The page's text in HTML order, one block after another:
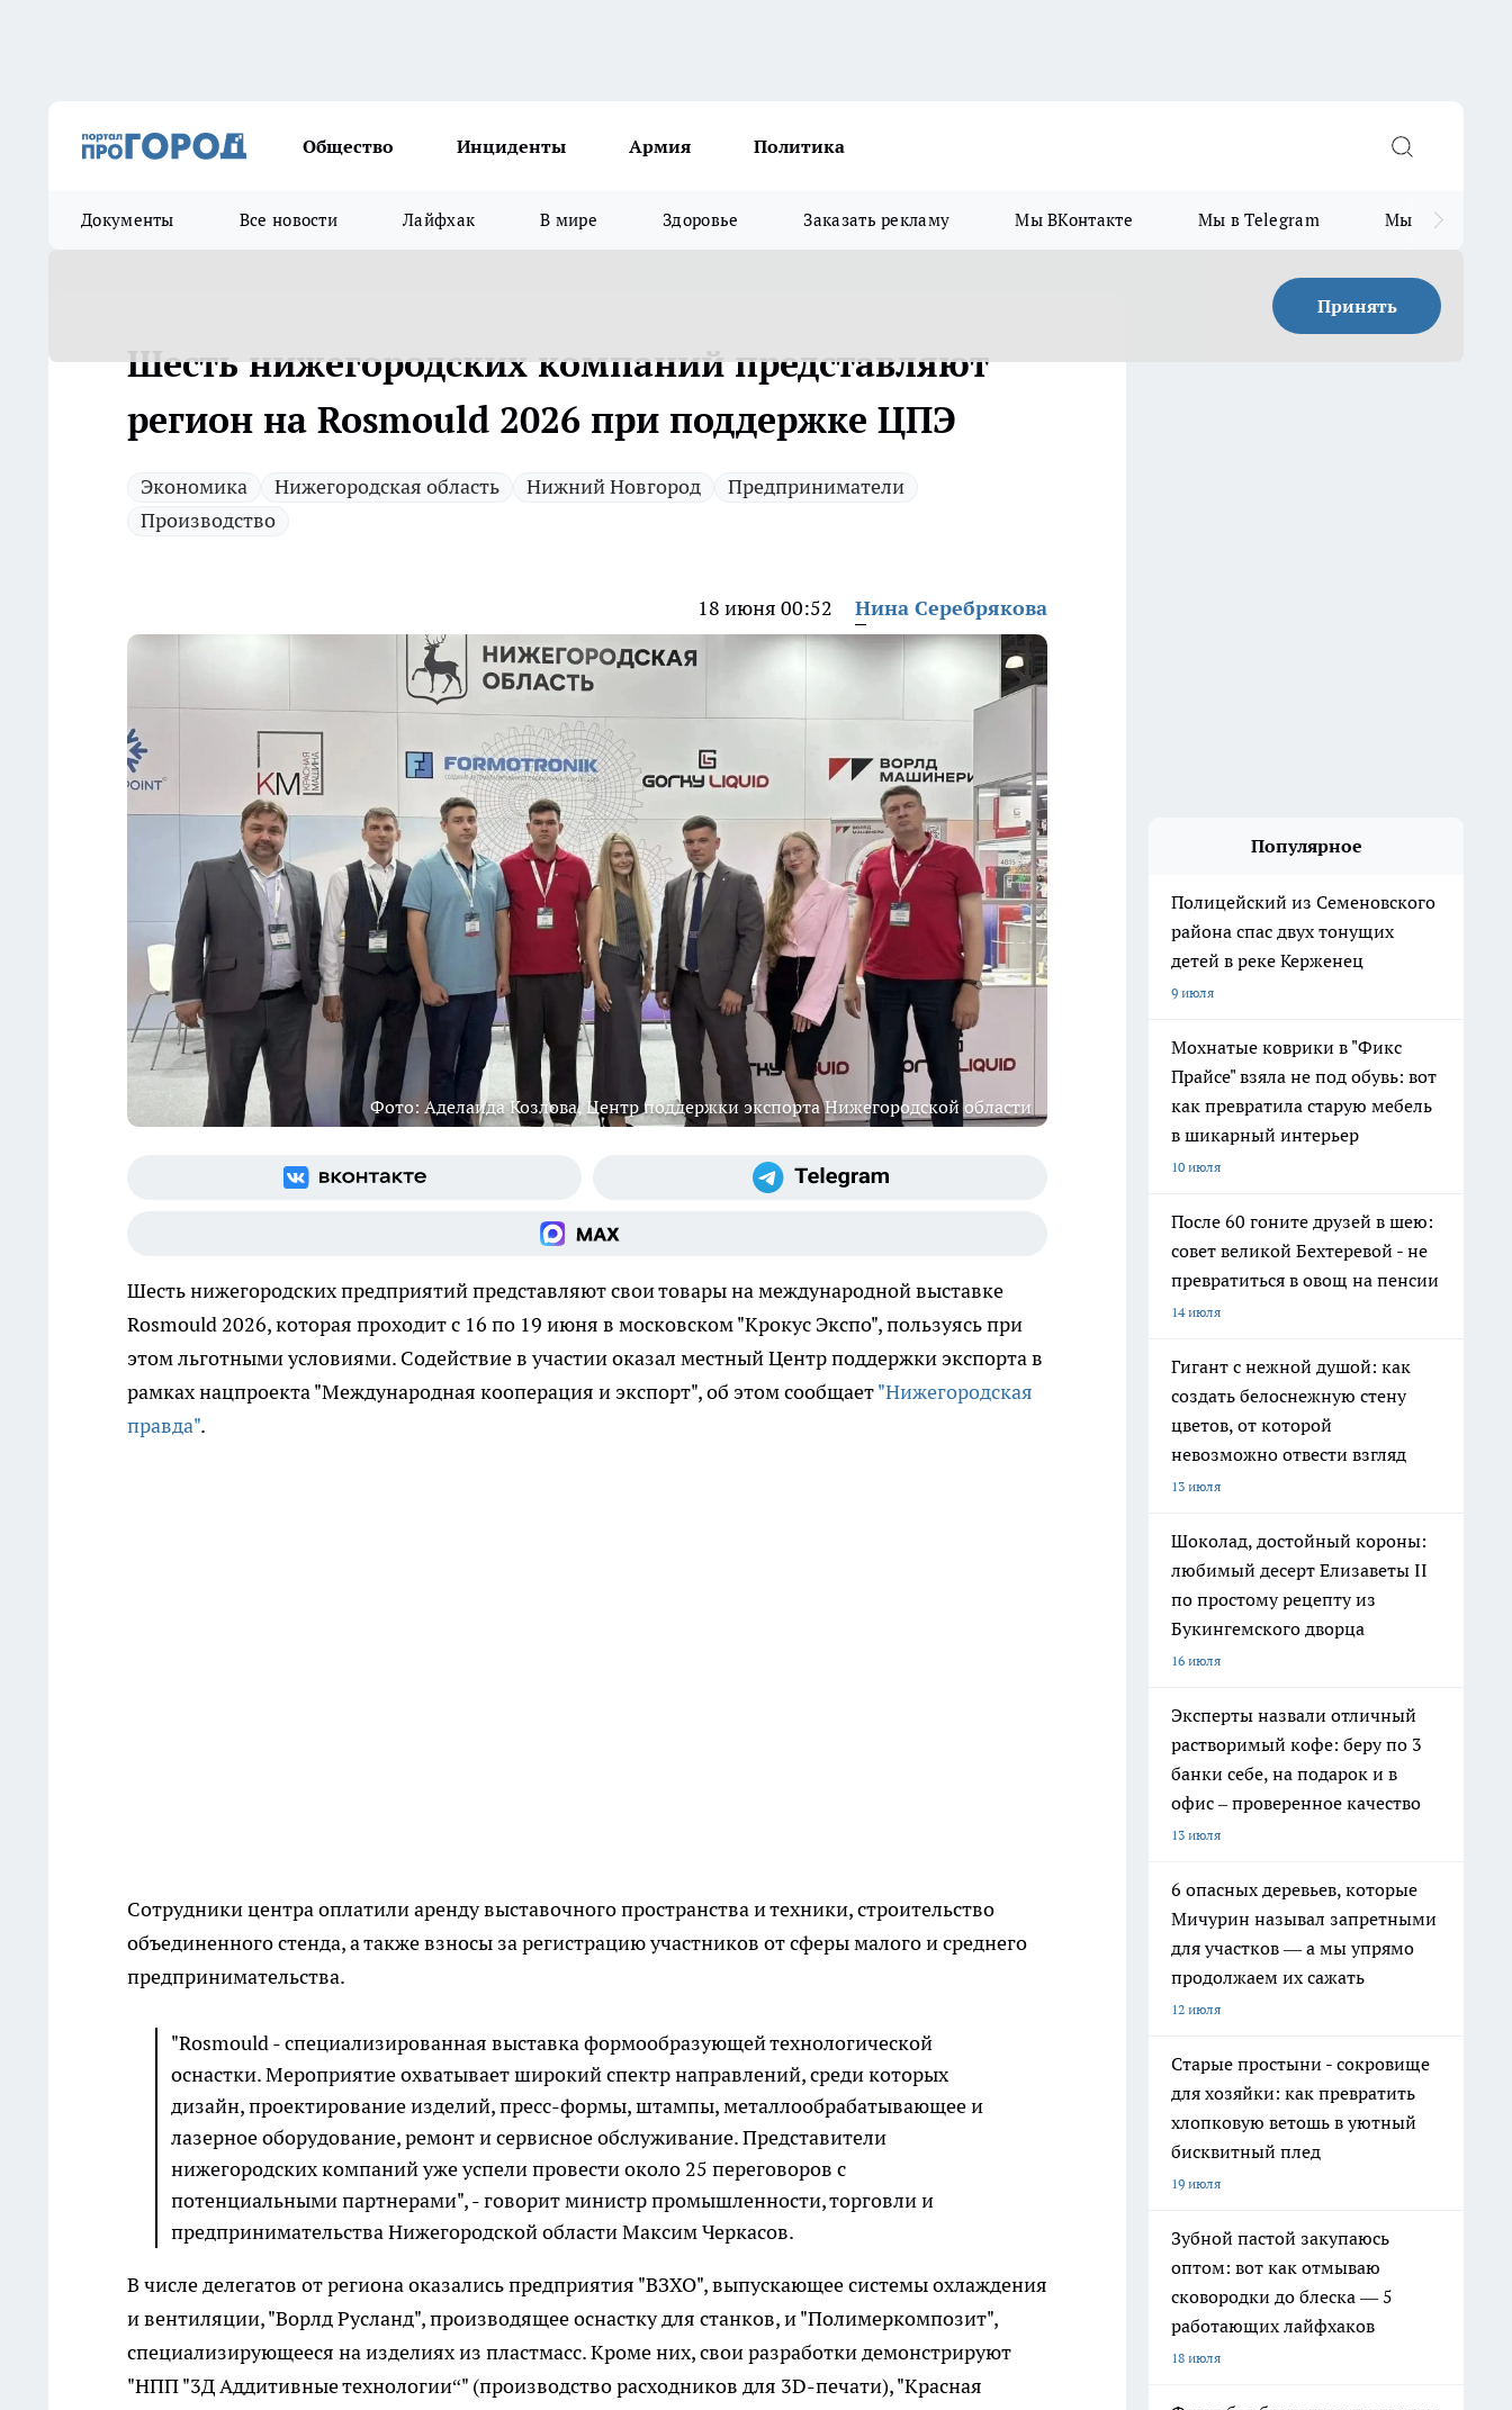
Общество Инциденты Армия Политика
Документы Все новости Лайфхак В мире Здоровье Заказать рекламу Мы ВКонтакте Мы в Telegram Мы в MAX
Принять
Шесть нижегородских компаний представляют
регион на Rosmould 2026 при поддержке ЦПЭ
Экономика Нижегородская область Нижний Новгород
Предприниматели
Производство
18 июня 00:52 Нина Серебрякова
Фото: Аделаида Козлова, Центр поддержки экспорта Нижегородской области
Шесть нижегородских предприятий представляют свои товары на международной выставке
Rosmould 2026, которая проходит с 16 по 19 июня в московском "Крокус Экспо", пользуясь при
этом льготными условиями. Содействие в участии оказал местный Центр поддержки экспорта в
рамках нацпроекта "Международная кооперация и экспорт", об этом сообщает"Нижегородская
правда".
Сотрудники центра оплатили аренду выставочного пространства и техники, строительство
объединенного стенда, а также взносы за регистрацию участников от сферы малого и среднего
предпринимательства.
"Rosmould - специализированная выставка формообразующей технологической
оснастки. Мероприятие охватывает широкий спектр направлений, среди которых
дизайн, проектирование изделий, пресс-формы, штампы, металлообрабатывающее и
лазерное оборудование, ремонт и сервисное обслуживание. Представители
нижегородских компаний уже успели провести около 25 переговоров с
потенциальными партнерами", - говорит министр промышленности, торговли и
предпринимательства Нижегородской области Максим Черкасов.
В числе делегатов от региона оказались предприятия "ВЗХО", выпускающее системы охлаждения
и вентиляции, "Ворлд Русланд", производящее оснастку для станков, и "Полимеркомпозит",
специализирующееся на изделиях из пластмасс. Кроме них, свои разработки демонстрируют
"НПП "3Д Аддитивные технологии“" (производство расходников для 3D-печати), "Красная
Популярное
Полицейский из Семеновского
района спас двух тонущих
детей в реке Керженец
9 июля
Мохнатые коврики в "Фикс
Прайсе" взяла не под обувь: вот
как превратила старую мебель
в шикарный интерьер
10 июля
После 60 гоните друзей в шею:
совет великой Бехтеревой - не
превратиться в овощ на пенсии
14 июля
Гигант с нежной душой: как
создать белоснежную стену
цветов, от которой
невозможно отвести взгляд
13 июля
Шоколад, достойный короны:
любимый десерт Елизаветы II
по простому рецепту из
Букингемского дворца
16 июля
Эксперты назвали отличный
растворимый кофе: беру по 3
банки себе, на подарок и в
офис – проверенное качество
13 июля
6 опасных деревьев, которые
Мичурин называл запретными
для участков — а мы упрямо
продолжаем их сажать
12 июля
Старые простыни - сокровище
для хозяйки: как превратить
хлопковую ветошь в уютный
бисквитный плед
19 июля
Зубной пастой закупаюсь
оптом: вот как отмываю
сковородки до блеска — 5
работающих лайфхаков
18 июля